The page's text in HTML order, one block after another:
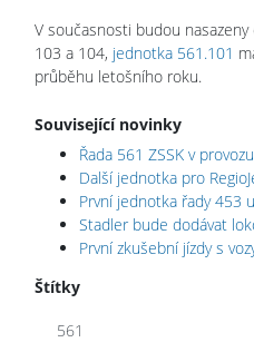
V současnosti budou nasazeny
103 a 104, jednotka 561.101
průběhu letošního roku.
Související novinky
Řada 561 ZSSK v provozu
Další jednotka pro
První jednotka řady 453
Stadler bude dodávat
První zkušební jízdy s
Štítky
561